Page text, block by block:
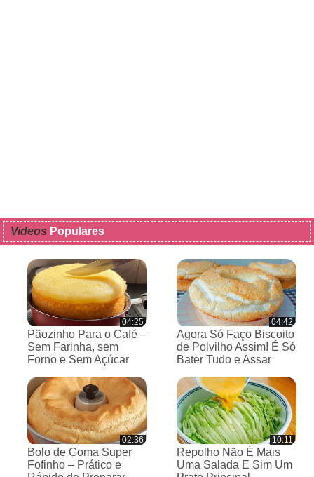
Videos Populares
04:25
Pãozinho Para o Café –
Sem Farinha, sem
Forno e Sem Açúcar
04:42
Agora Só Faço Biscoito
de Polvilho Assim! É Só
Bater Tudo e Assar
02:36
Bolo de Goma Super
Fofinho – Prático e
10:11
Repolho Não É Mais
Uma Salada E Sim Um